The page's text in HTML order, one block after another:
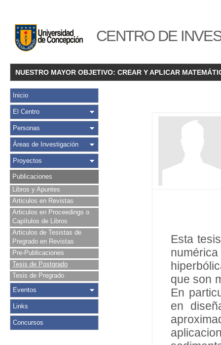
CENTRO DE
NUESTRO MAYOR OBJETIVO: CREAR Y APLICAR
Inicio
El Centro
Personas
Áreas de Investigación
Proyectos
Publicaciones
Libros y Apuntes
Articulos en Revistas
Articulos en Proceedings o
Capítulos de Libros
Articulos de Tesistas de
Pregrado en Revistas
Pre-Publicaciones
Tesis de Postgrado
Tesis de Pregrado
Eventos
Links
Concursos
Esta
que son
En
en